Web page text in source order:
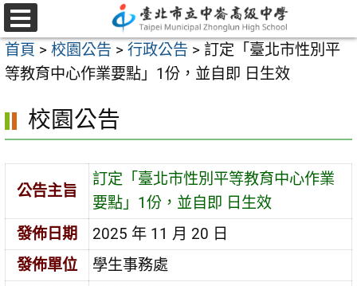
跳
至
主
要
容
選
單
首頁 > 校園公告 > 行政公告 > 訂定「臺北市性別平
等教育中心作業要點」1份，並自即 日生效
校園公告
公告主旨
訂定「臺北市性別平等教育中心作業
要點」1份，並自即 日生效
發佈日期
2025 年 11 月 20 日
發佈單位
學生事務處